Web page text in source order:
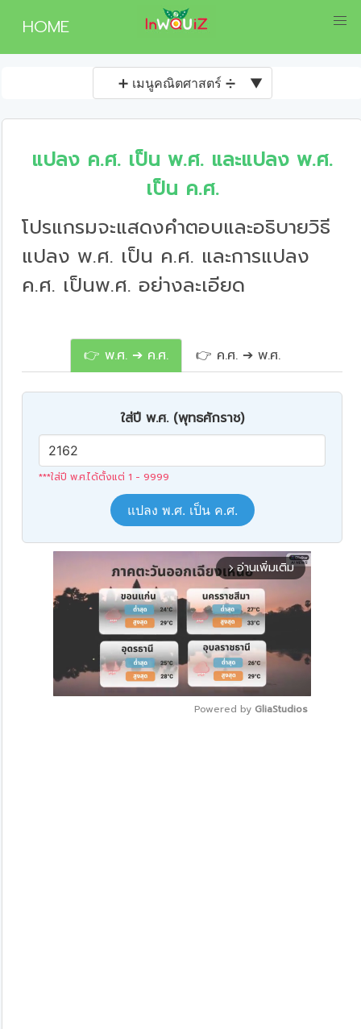
HOME
➕ เมนูคณิตศาสตร์ ➗ ▼
แปลง ค.ศ. เป็น พ.ศ. และแปลง พ.ศ.
เป็น ค.ศ.
โปรแกรมจะแสดงคำตอบและอธิบายวิธี
แปลง พ.ศ. เป็น ค.ศ. และการแปลง
ค.ศ. เป็นพ.ศ. อย่างละเอียด
👉 พ.ศ. ➔ ค.ศ. 👉 ค.ศ. ➔ พ.ศ.
ใส่ปี พ.ศ. (พุทธศักราช)
***ใส่ปี พ.ศ.ได้ตั้งแต่ 1 - 9999
แปลง พ.ศ. เป็น ค.ศ.
arrow_forward_ios อ่านเพิ่มเติม
Powered by GliaStudios